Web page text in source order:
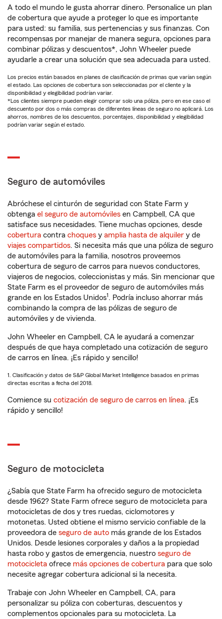
A todo el mundo le gusta ahorrar dinero. Personalice un plan
de cobertura que ayude a proteger lo que es importante
para usted: su familia, sus pertenencias y sus finanzas. Con
recompensas por manejar de manera segura, opciones para
combinar pólizas y descuentos*, John Wheeler puede
ayudarle a crear una solución que sea adecuada para usted.
Los precios están basados en planes de clasificación de primas que varían según
el estado. Las opciones de cobertura son seleccionadas por el cliente y la
disponibilidad y elegibilidad podrían variar.
*Los clientes siempre pueden elegir comprar solo una póliza, pero en ese caso el
descuento por dos o más compras de diferentes líneas de seguro no aplicará. Los
ahorros, nombres de los descuentos, porcentajes, disponibilidad y elegibilidad
podrían variar según el estado.
Seguro de automóviles
Abróchese el cinturón de seguridad con State Farm y
obtenga el seguro de automóviles en Campbell, CA que
satisface sus necesidades. Tiene muchas opciones, desde
cobertura contra choques y amplia hasta de alquiler y de
viajes compartidos. Si necesita más que una póliza de seguro
de automóviles para la familia, nosotros proveemos
cobertura de seguro de carros para nuevos conductores,
viajeros de negocios, coleccionistas y más. Sin mencionar que
State Farm es el proveedor de seguro de automóviles más
grande en los Estados Unidos1 . Podría incluso ahorrar más
combinando la compra de las pólizas de seguro de
automóviles y de vivienda.
John Wheeler en Campbell, CA le ayudará a comenzar
después de que haya completado una cotización de seguro
de carros en línea. ¡Es rápido y sencillo!
1. Clasificación y datos de S&P Global Market Intelligence basados en primas
directas escritas a fecha del 2018.
Comience su cotización de seguro de carros en línea. ¡Es
rápido y sencillo!
Seguro de motocicleta
¿Sabía que State Farm ha ofrecido seguro de motocicleta
desde 1962? State Farm ofrece seguro de motocicleta para
motocicletas de dos y tres ruedas, ciclomotores y
motonetas. Usted obtiene el mismo servicio confiable de la
proveedora de seguro de auto más grande de los Estados
Unidos. Desde lesiones corporales y daños a la propiedad
hasta robo y gastos de emergencia, nuestro seguro de
motocicleta ofrece más opciones de cobertura para que solo
necesite agregar cobertura adicional si la necesita.
Trabaje con John Wheeler en Campbell, CA, para
personalizar su póliza con coberturas, descuentos y
complementos opcionales para su motocicleta. La